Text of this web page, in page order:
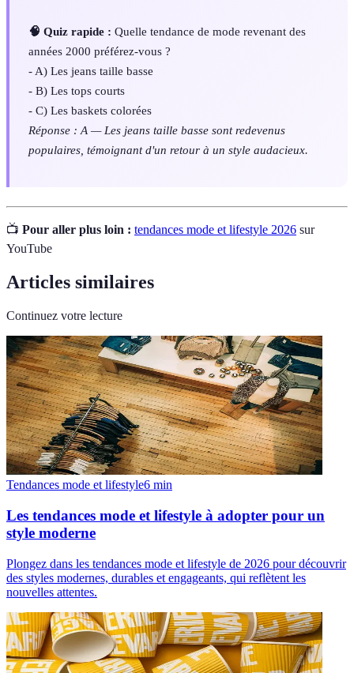
🧠 Quiz rapide : Quelle tendance de mode revenant des
années 2000 préférez-vous ?
- A) Les jeans taille basse
- B) Les tops courts
- C) Les baskets colorées
Réponse : A — Les jeans taille basse sont redevenus
populaires, témoignant d'un retour à un style audacieux.
📺 Pour aller plus loin : tendances mode et lifestyle 2026 sur
YouTube
Articles similaires
Continuez votre lecture
Tendances mode et lifestyle6 min
Les tendances mode et lifestyle à adopter pour un
style moderne
Plongez dans les tendances mode et lifestyle de 2026 pour découvrir
des styles modernes, durables et engageants, qui reflètent les
nouvelles attentes.